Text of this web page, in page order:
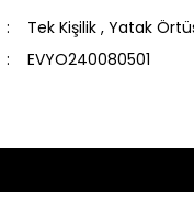
Tek Kişilik ,Yatak
EVYO240080501